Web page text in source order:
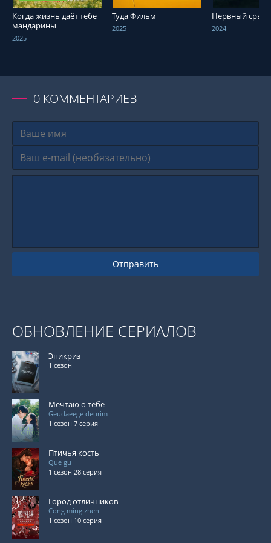
Когда жизнь даёт тебе
мандарины
2025
Туда Фильм
2025
Нервный срыв
2024
0 КОММЕНТАРИЕВ
Отправить
ОБНОВЛЕНИЕ СЕРИАЛОВ
Эпикриз
1 сезон
Мечтаю о тебе
Geudaeege deurim
1 сезон 7 серия
Птичья кость
Que gu
1 сезон 28 серия
Город отличников
Cong ming zhen
1 сезон 10 серия